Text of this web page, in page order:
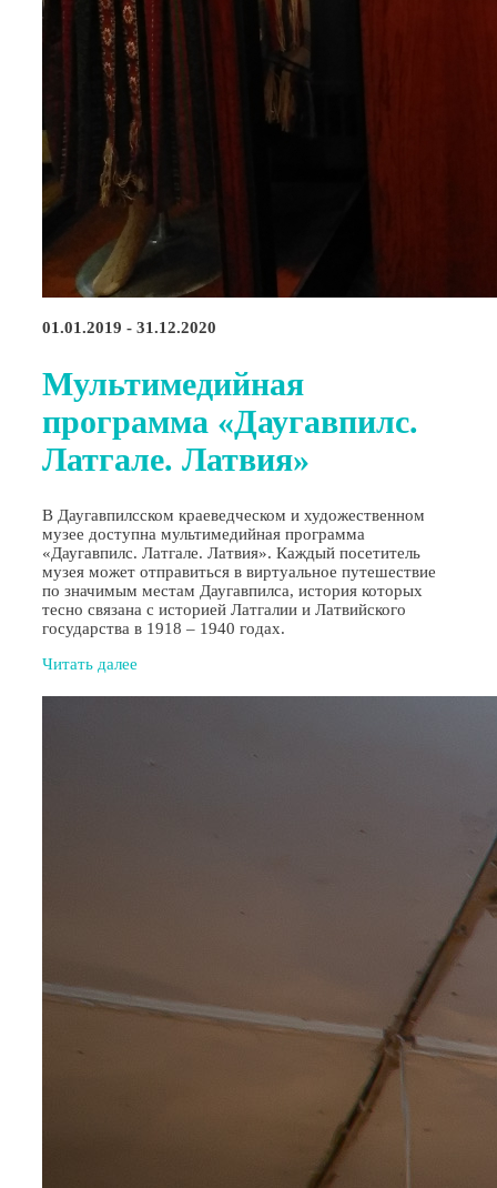
01.01.2019 - 31.12.2020
Мультимедийная
программа «Даугавпилс.
Латгале. Латвия»
В Даугавпилсском краеведческом и художественном
музее доступна мультимедийная программа
«Даугавпилс. Латгале. Латвия». Каждый посетитель
музея может отправиться в виртуальное путешествие
по значимым местам Даугавпилса, история которых
тесно связана с историей Латгалии и Латвийского
государства в 1918 – 1940 годах.
Читать далее